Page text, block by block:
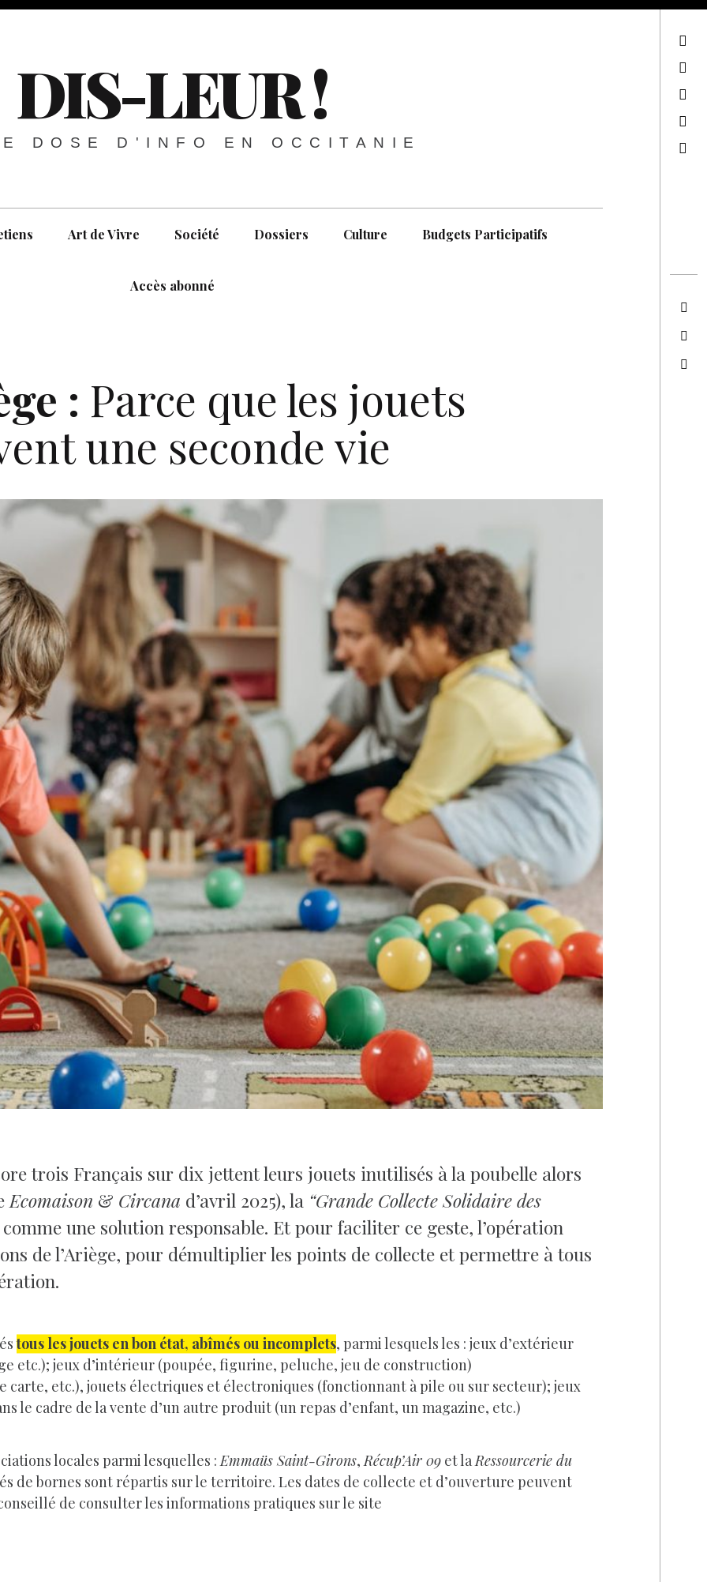
DIS-LEUR !
DOSE D'INFO EN OCCITANIE
Art de Vivre Société Dossiers Culture Budgets Participatifs
Accès abonné
: Parce que les jouets
une seconde vie
trois Français sur dix jettent leurs jouets inutilisés à la poubelle alors
Ecomaison & Circana d’avril 2025), la “Grande Collecte Solidaire des
une solution responsable. Et pour faciliter ce geste, l’opération
de l’Ariège, pour démultiplier les points de collecte et permettre à tous
tous les jouets en bon état, abîmés ou incomplets, parmi lesquels les : jeux d’extérieur
etc.); jeux d’intérieur (poupée, figurine, peluche, jeu de construction)
carte, etc.), jouets électriques et électroniques (fonctionnant à pile ou sur secteur); jeux
le cadre de la vente d’un autre produit (un repas d’enfant, un magazine, etc.)
locales parmi lesquelles :Emmaüs Saint-Girons,Récup’Air 09 et laRessourcerie du
de bornes sont répartis sur le territoire. Les dates de collecte et d’ouverture peuvent
de consulter les informations pratiques sur le site